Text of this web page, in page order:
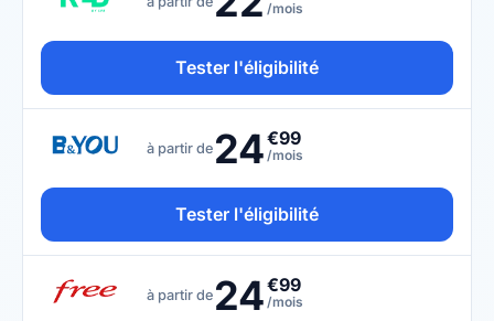
/mois
Tester l'éligibilité
à partir de 24€99
/mois
Tester l'éligibilité
à partir de 24€99
/mois